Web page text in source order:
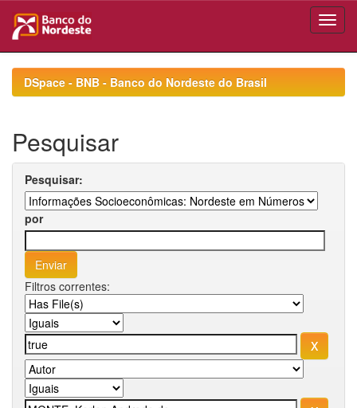
navigationDSpace - BNB - Banco do Nordeste do Brasil
Pesquisar
Pesquisar:
por
Filtros correntes: